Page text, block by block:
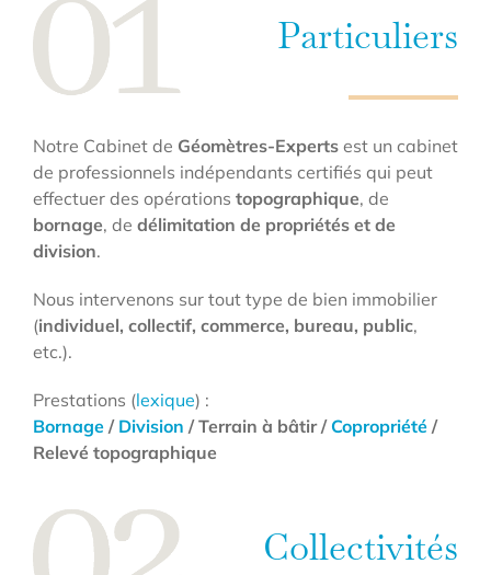
Particuliers
Notre Cabinet de Géomètres-Expertsest un cabinet
de professionnels indépendants certifiés qui peut
effectuer des opérations topographique, de
bornage, de délimitation de propriétés et de
division.
Nous intervenons sur tout type de bien immobilier
(individuel, collectif, commerce, bureau, public,
etc.).
Prestations (lexique) :
Bornage/ Division / Terrain à bâtir /Copropriété/
Relevé topographique
Collectivités